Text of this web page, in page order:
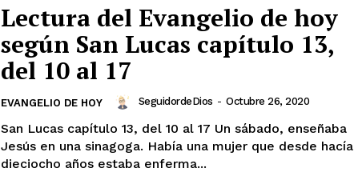
Lectura del Evangelio de hoy
según San Lucas capítulo 13,
del 10 al 17
EVANGELIO DE HOY SeguidordeDios - Octubre 26, 2020
San Lucas capítulo 13, del 10 al 17 Un sábado, enseñaba
Jesús en una sinagoga. Había una mujer que desde hacía
dieciocho años estaba enferma...